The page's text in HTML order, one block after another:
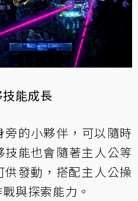
能成長
的小夥伴，可以隨時
能也會隨著主人公等
發動，搭配主人公操
與探索能力。